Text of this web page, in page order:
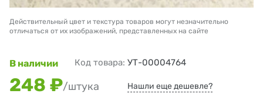
Действительный цвет и текстура товаров могут незначительно
отличаться от их изображений, представленных на сайте
В наличии Код товара: УТ-00004764
248 ₽/штука Нашли еще дешевле?